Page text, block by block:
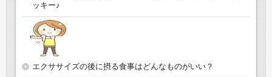
ッキー♪
エクササイズの後に摂る食事はどんなものがいい？